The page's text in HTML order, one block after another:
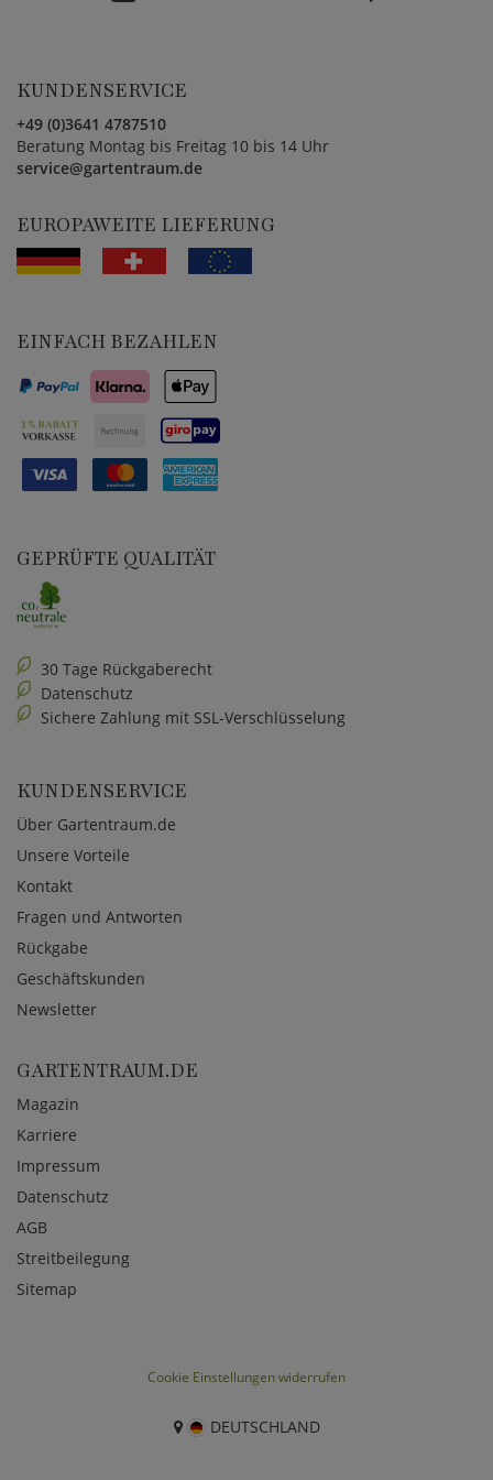
KUNDENSERVICE
+49 (0)3641 4787510
Beratung Montag bis Freitag 10 bis 14 Uhr
service@gartentraum.de
EUROPAWEITE LIEFERUNG
EINFACH BEZAHLEN
GEPRÜFTE QUALITÄT
30 Tage Rückgaberecht
Datenschutz
Sichere Zahlung mit SSL-Verschlüsselung
KUNDENSERVICE
Über Gartentraum.de
Unsere Vorteile
Kontakt
Fragen und Antworten
Rückgabe
Geschäftskunden
Newsletter
GARTENTRAUM.DE
Magazin
Karriere
Impressum
Datenschutz
AGB
Streitbeilegung
Sitemap
Cookie Einstellungen widerrufen
DEUTSCHLAND